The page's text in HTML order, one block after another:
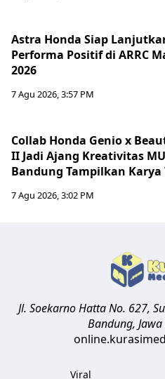
Astra Honda Siap
Performa Positif di ARRC
2026
7 Agu 2026, 3:57 PM
Collab Honda Genio x
II Jadi Ajang Kreativitas
Bandung Tampilkan Karya
7 Agu 2026, 3:02 PM
Jl. Soekarno Hatta No. 627,
Bandung,
Viral